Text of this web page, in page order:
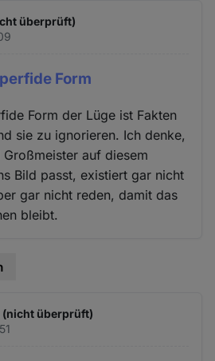
überprüft)
Form
Form der Lüge ist Fakten
sie zu ignorieren. Ich denke,
auf diesem
Bild passt, existiert gar nicht
gar nicht reden, damit das
bleibt.
(nicht überprüft)